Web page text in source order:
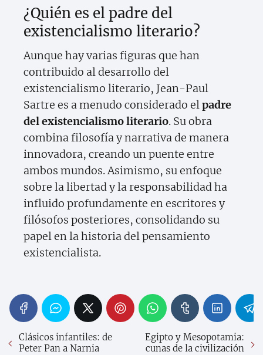
¿Quién es el padre del
existencialismo literario?
Aunque hay varias figuras que han
contribuido al desarrollo del
existencialismo literario, Jean-Paul
Sartre es a menudo considerado elpadre
del existencialismo literario. Su obra
combina filosofía y narrativa de manera
innovadora, creando un puente entre
ambos mundos. Asimismo, su enfoque
sobre la libertad y la responsabilidad ha
influido profundamente en escritores y
filósofos posteriores, consolidando su
papel en la historia del pensamiento
existencialista.
Clásicos infantiles: de
Peter Pan a Narnia
Egipto y Mesopotamia:
cunas de la civilización